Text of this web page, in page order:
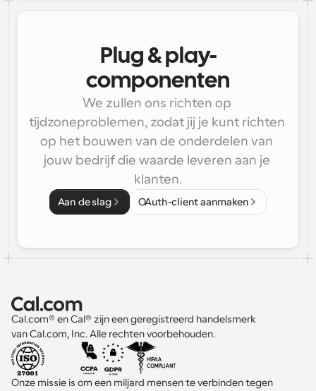
Plug & play-
componenten
We zullen ons richten op
tijdzoneproblemen, zodat jij je kunt richten
op het bouwen van de onderdelen van
jouw bedrijf die waarde leveren aan je
klanten.
Aan de slag OAuth-client aanmaken
Cal.com® en Cal® zijn een geregistreerd handelsmerk
van Cal.com, Inc. Alle rechten voorbehouden.
Onze missie is om een miljard mensen te verbinden tegen